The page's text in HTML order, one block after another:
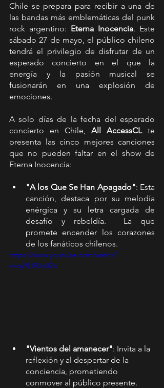
Chile se prepara para recibir a una de
las bandas más emblemáticas del punk
rock argentino: Eterna Inocencia. Este
sábado 27 de mayo, el público chileno
tendrá el privilegio de disfrutar de un
esperado concierto en el que la
energía y la pasión musical se
fusionarán en una explosión de
emociones.
A solo días de la fecha del esperado
concierto en Chile, All AccessCL te
presenta las cinco mejores canciones
que no pueden faltar en el show de
Eterna Inocencia:
"A los Que Se Han Apagado": Esta
canción, destaca por su melodía
enérgica y su letra cargada de
desafío y rebeldía.  La que
promete encender los corazones
de los fanáticos chilenos.
https://www.youtube.com/watch?
v=oy9l_RUn02o
"Vientos del amanecer": Invita a la
reflexión y al despertar de la
conciencia, prometiendo
conmover al público presente.